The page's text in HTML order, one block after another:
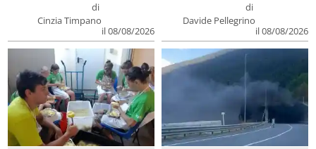
di
Cinzia Timpano
il 08/08/2026
di
Davide Pellegrino
il 08/08/2026